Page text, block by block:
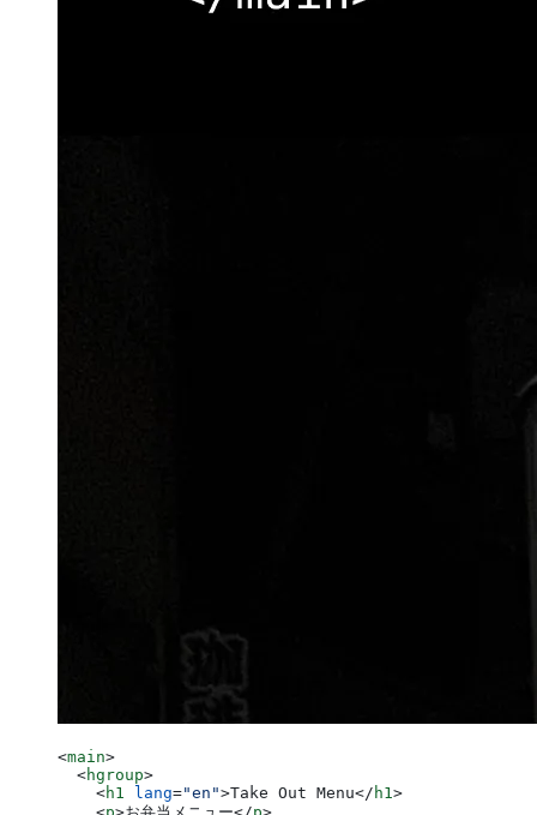
<main>
  <
hgroup>
    <
h1 lang="en">Take Out Menu</ h1 >